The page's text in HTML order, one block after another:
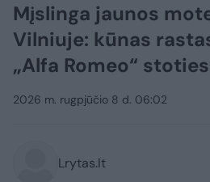
Mįslinga jaunos
Vilniuje: kūnas
„Alfa Romeo“
2026 m. rugpjūčio 8 d. 06:02
Lrytas.lt